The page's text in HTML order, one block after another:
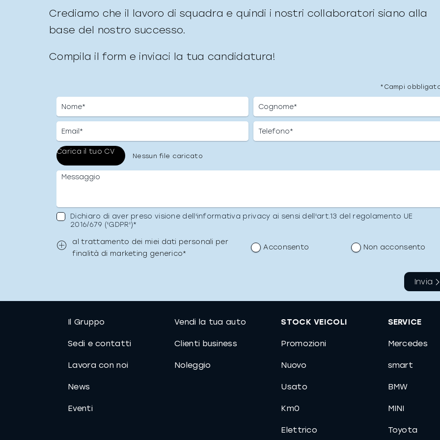
Crediamo che il lavoro di squadra e quindi i nostri collaboratori siano alla
base del nostro successo.
Compila il form e inviaci la tua candidatura!
Nessun file caricato
Dichiaro di aver preso visione dell'informativa privacy ai sensi dell'art.13 del regolamento UE
2016/679 ('GDPR')*
al trattamento dei miei dati personali per
finalità di marketing generico*
Acconsento Non acconsento
*Campi
Invia
Il Gruppo
Sedi e contatti
Lavora con noi
News
Eventi
Vendi la tua auto
Clienti business
Noleggio
STOCK VEICOLI
Promozioni
Nuovo
Usato
Km0
Elettrico
SERVICE
Mercedes
smart
BMW
MINI
Toyota